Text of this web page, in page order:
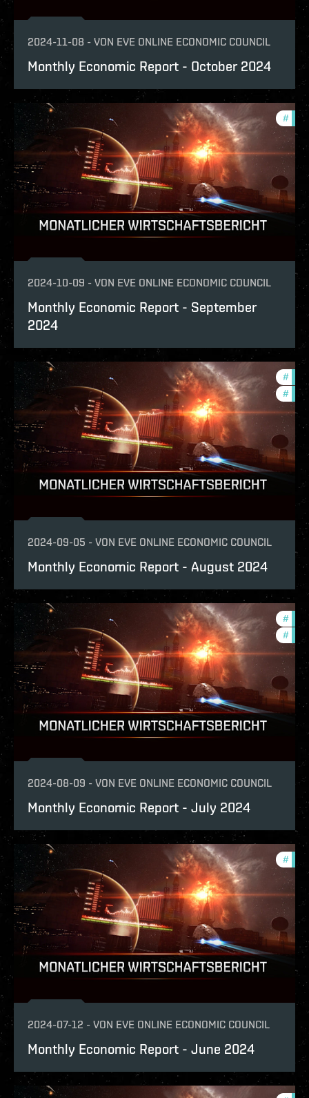
2024-11-08 - VON EVE ONLINE ECONOMIC COUNCIL
Monthly Economic Report - October 2024
#
2024-10-09 - VON EVE ONLINE ECONOMIC COUNCIL
Monthly Economic Report - September
2024
#
#
2024-09-05 - VON EVE ONLINE ECONOMIC COUNCIL
Monthly Economic Report - August 2024
#
#
2024-08-09 - VON EVE ONLINE ECONOMIC COUNCIL
Monthly Economic Report - July 2024
#
2024-07-12 - VON EVE ONLINE ECONOMIC COUNCIL
Monthly Economic Report - June 2024